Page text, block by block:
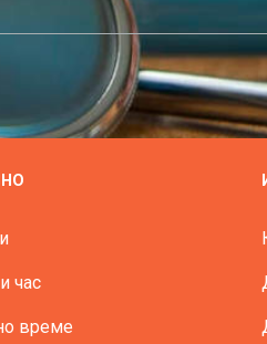
час
време